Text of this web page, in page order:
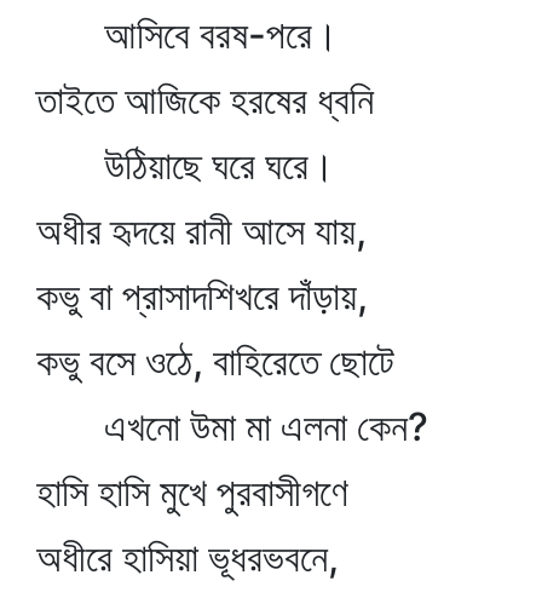
আসিবে বরষ-পরে।
তাইতে আজিকে হরষের ধ্বনি
উঠিয়াছে ঘরে ঘরে।
অধীর হৃদয়ে রানী আসে যায়,
কভু বা প্রাসাদশিখরে দাঁড়ায়,
কভু বসে ওঠে, বাহিরেতে ছোটে
এখনো উমা মা এলনা কেন?
হাসি হাসি মুখে পুরবাসীগণে
অধীরে হাসিয়া ভূধরভবনে,